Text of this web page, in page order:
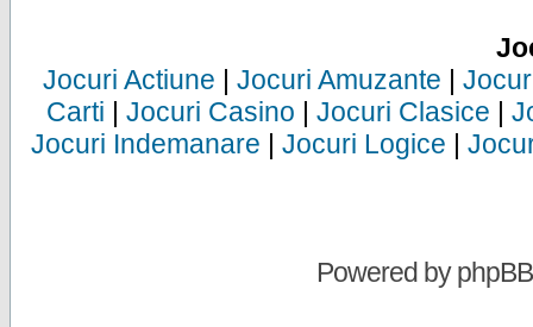
Jocuri Actiune | Jocuri Amuzante |
Carti | Jocuri Casino | Jocuri Clasice |
Jocuri Indemanare | Jocuri Logice |
Powered byphpBB